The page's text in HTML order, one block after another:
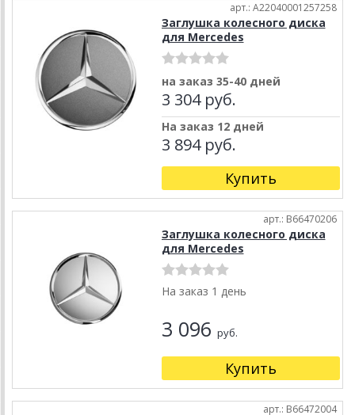
арт.: A22040001257258
Заглушка колесного диска
для Mercedes
на заказ 35-40 дней
3 304 руб.
На заказ 12 дней
3 894 руб.
Купить
арт.: B66470206
Заглушка колесного диска
для Mercedes
На заказ 1 день
3 096 руб.
Купить
арт.: B66472004